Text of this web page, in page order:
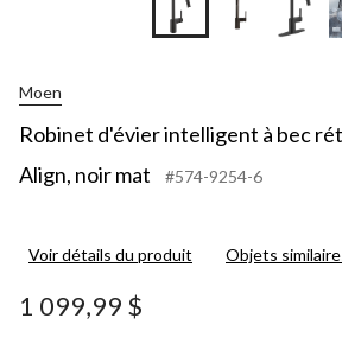
Moen
Robinet d'évier intelligent à bec
Align, noir mat
#574-9254-6
Voir détails du produit Objets
1 099,99 $